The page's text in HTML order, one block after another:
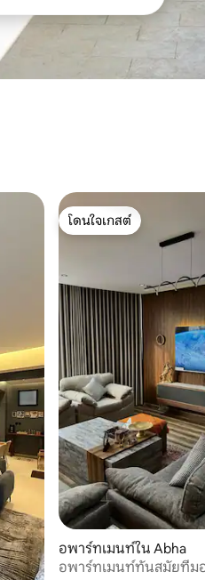
โดนใจเกสต์
โดนใจเกสต์
อพาร์ทเมนท์ใน Abha
อพาร์ทเมนท์ทันสมัยที่มอ